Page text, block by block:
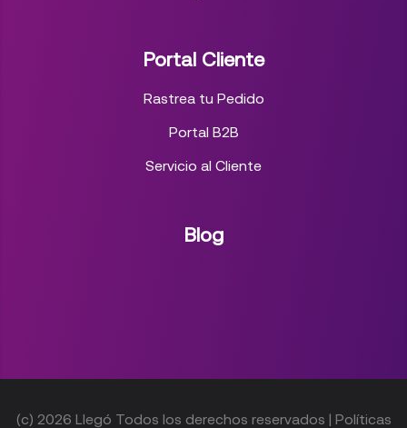
Portal Cliente
Rastrea tu Pedido
Portal B2B
Servicio al Cliente
Blog
(c) 2026 Llegó Todos los derechos reservados | Políticas